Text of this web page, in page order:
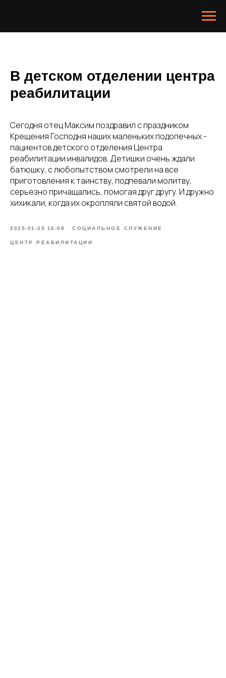
В детском отделении центра
реабилитации
Сегодня отец Максим поздравил с праздником
Крещения Господня наших маленьких подопечных -
пациентов детского отделения Центра
реабилитации инвалидов. Детишки очень ждали
батюшку, с любопытством смотрели на все
приготовления к таинству, подпевали молитву,
серьезно причащались, помогая друг другу. И дружно
хихикали, когда их окропляли святой водой.
2025-01-25 16:08 СОЦИАЛЬНОЕ СЛУЖЕНИЕ
ЦЕНТР РЕАБИЛИТАЦИИ